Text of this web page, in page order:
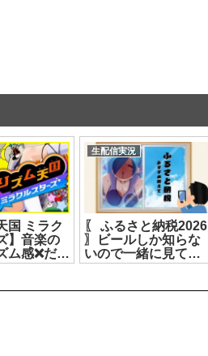
国 ミラク
】音楽の
ム感❌️だっ
らぁ⁉️【カ
生配信実況
〖 ふるさと納税2026
〗ビールしか知らな
いので一緒に見てい
こ🤔┊どっとライブ
[2026.07.07]